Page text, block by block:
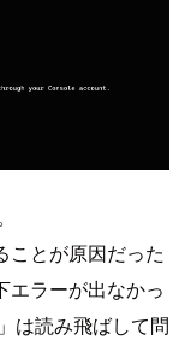
ことが原因だった
エラーが出なかっ
は読み飛ばして問